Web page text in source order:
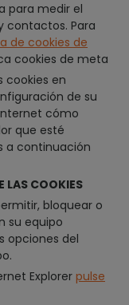
para medir el
contactos. Para
de cookies de
cookies de meta
cookies en
de su
cómo
que esté
a continuación
LAS COOKIES
bloquear o
su equipo
opciones del
Explorer pulse